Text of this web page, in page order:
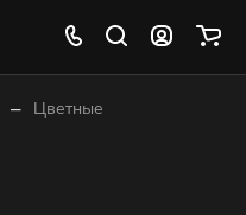
– Цветные